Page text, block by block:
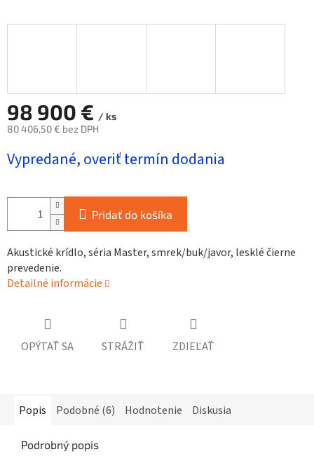
98 900 € / ks
80 406,50 € bez DPH
cena:
Vypredané, overiť termín dodania
Pridať do košíka
Akustické krídlo, séria Master, smrek/buk/javor, lesklé čierne
prevedenie.
Detailné informácie
OPÝTAŤ SA STRÁŽIŤ ZDIEĽAŤ
Popis Podobné (6) Hodnotenie Diskusia
Podrobný popis